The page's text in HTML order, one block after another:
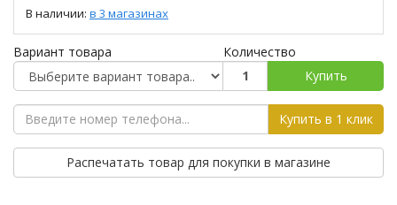
В наличии: в 3 магазинах
Вариант товара
Количество
Купить
Купить в 1 клик
Распечатать товар для покупки в магазине